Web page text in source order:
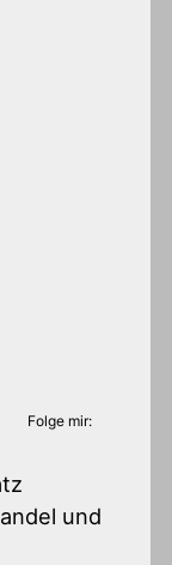
Folge mir:
und